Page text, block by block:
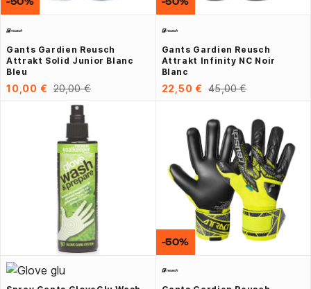
Gants Gardien Reusch
Attrakt Solid Junior Blanc
Bleu
10,00 € 20,00 €
Gants Gardien Reusch
Attrakt Infinity NC Noir
Blanc
22,50 € 45,00 €
-50%